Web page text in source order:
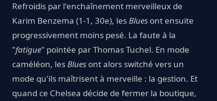
Refroidis par l'enchaînement merveilleux de
Karim Benzema (1-1, 30e), lesBlues ont ensuite
progressivement moins pesé. La faute à la
"fatigue" pointée par Thomas Tuchel. En mode
caméléon, lesBlues ont alors switché vers un
mode qu'ils maîtrisent à merveille : la gestion. Et
quand ce Chelsea décide de fermer la boutique,